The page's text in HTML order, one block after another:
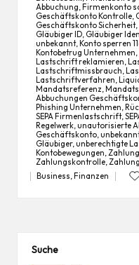
Tags:
Abbuchung, Firmenkonto
Geschäftskonto Kontrolle,
Geschäftskonto Sicherheit,
Gläubiger ID, Gläubiger
unbekannt, Konto sperren
Kontobetrug Unternehmen,
Lastschrift reklamieren,
Lastschriftmissbrauch,
Lastschriftverfahren,
Mandatsreferenz,
Abbuchungen
Phishing Unternehmen,
SEPA Firmenlastschrift,
Regelwerk,unautorisierte
Geschäftskonto,
Gläubiger,unberechtigte
Kontobewegungen,
Zahlungskontrolle,
Posted
Business ,Finanzen
Suche